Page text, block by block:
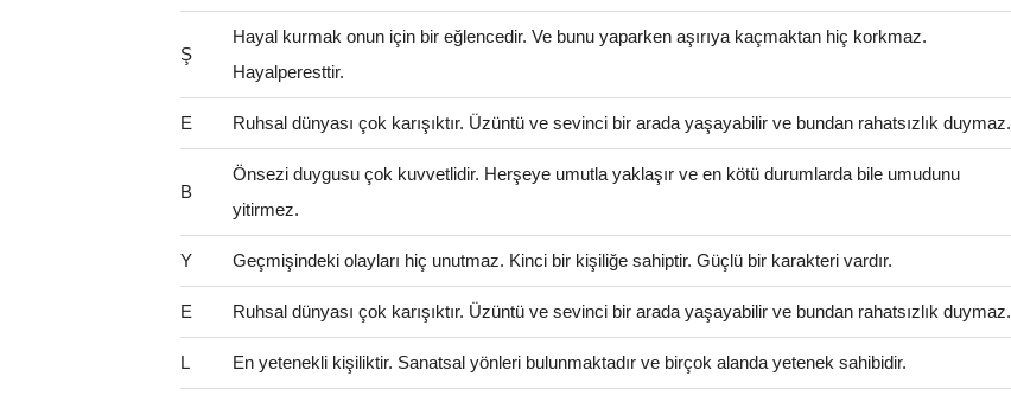
Ş
Hayal kurmak onun için bir eğlencedir. Ve bunu yaparken aşırıya kaçmaktan hiç korkmaz.
Hayalperesttir.
E Ruhsal dünyası çok karışıktır. Üzüntü ve sevinci bir arada yaşayabilir ve bundan rahatsızlık duymaz.
B
Önsezi duygusu çok kuvvetlidir. Herşeye umutla yaklaşır ve en kötü durumlarda bile umudunu
yitirmez.
Y Geçmişindeki olayları hiç unutmaz. Kinci bir kişiliğe sahiptir. Güçlü bir karakteri vardır.
E Ruhsal dünyası çok karışıktır. Üzüntü ve sevinci bir arada yaşayabilir ve bundan rahatsızlık duymaz.
L En yetenekli kişiliktir. Sanatsal yönleri bulunmaktadır ve birçok alanda yetenek sahibidir.